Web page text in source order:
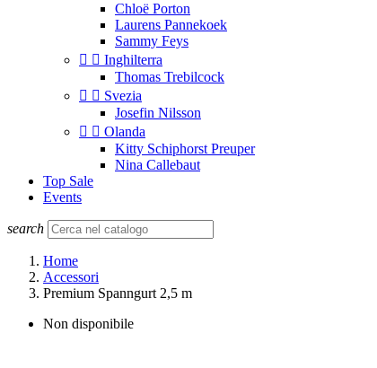
Chloë Porton
Laurens Pannekoek
Sammy Feys
  Inghilterra
Thomas Trebilcock
  Svezia
Josefin Nilsson
  Olanda
Kitty Schiphorst Preuper
Nina Callebaut
Top Sale
Events
search
Home
Accessori
Premium Spanngurt 2,5 m
Non disponibile